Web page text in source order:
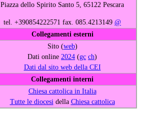
Piazza dello Spirito Santo 5, 65122 Pescara
tel. +390854222571 fax. 085.4213149 @
Collegamenti esterni
Sito (web)
Dati online 2024 (gc ch)
Dati dal sito web della CEI
Collegamenti interni
Chiesa cattolica in Italia
Tutte le diocesidella Chiesa cattolica